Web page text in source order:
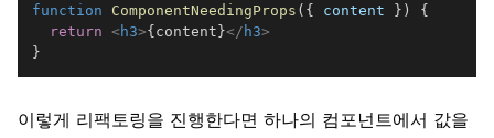
function ComponentNeedingProps ( { content } )
{
return <h3>{ content }</ h3>
}
이렇게 리팩토링을 진행한다면 하나의 컴포넌트에서 값을